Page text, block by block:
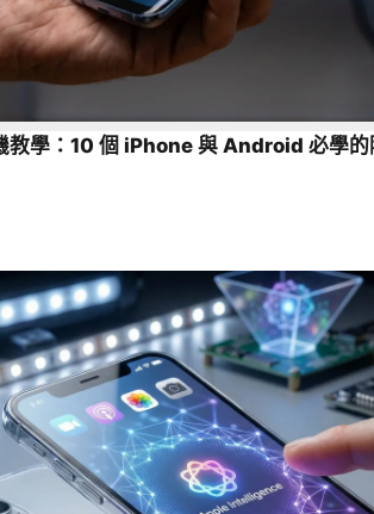
學：10 個 iPhone 與 Android 必學的